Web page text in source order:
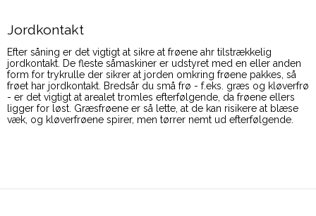
Jordkontakt
Efter såning er det vigtigt at sikre at frøene ahr tilstrækkelig
jordkontakt. De fleste såmaskiner er udstyret med en eller anden
form for trykrulle der sikrer at jorden omkring frøene pakkes, så
frøet har jordkontakt. Bredsår du små frø - f.eks. græs og kløverfrø
- er det vigtigt at arealet tromles efterfølgende, da frøene ellers
ligger for løst. Græsfrøene er så lette, at de kan risikere at blæse
væk, og kløverfrøene spirer, men tørrer nemt ud efterfølgende.